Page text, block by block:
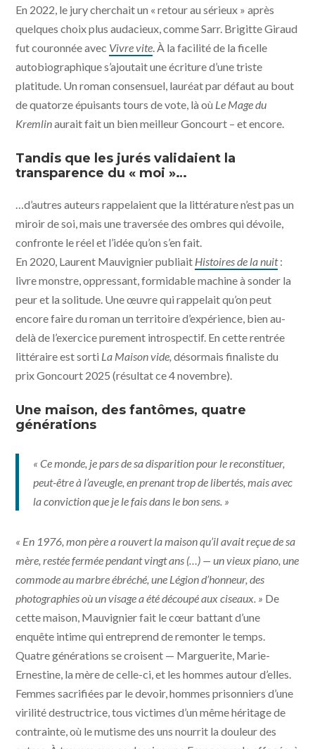
En 2022, le jury cherchait un « retour au sérieux » après
quelques choix plus audacieux, comme Sarr. Brigitte Giraud
fut couronnée avec Vivre vite. À la facilité de la ficelle
autobiographique s’ajoutait une écriture d’une triste
platitude. Un roman consensuel, lauréat par défaut au bout
de quatorze épuisants tours de vote, là où Le Mage du
Kremlinaurait fait un bien meilleur Goncourt – et encore.
Tandis que les jurés validaient la
transparence du « moi »…
…d’autres auteurs rappelaient que la littérature n’est pas un
miroir de soi, mais une traversée des ombres qui dévoile,
confronte le réel et l’idée qu’on s’en fait.
En 2020, Laurent Mauvignier publiait Histoires de la nuit:
livre monstre, oppressant, formidable machine à sonder la
peur et la solitude. Une œuvre qui rappelait qu’on peut
encore faire du roman un territoire d’expérience, bien au-
delà de l’exercice purement introspectif. En cette rentrée
littéraire est sorti La Maison vide, désormais finaliste du
prix Goncourt 2025 (résultat ce 4 novembre).
Une maison, des fantômes, quatre
générations
« Ce monde, je pars de sa disparition pour le reconstituer,
peut-être à l’aveugle, en prenant trop de libertés, mais avec
la conviction que je le fais dans le bon sens. »
« En 1976, mon père a rouvert la maison qu’il avait reçue de sa
mère, restée fermée pendant vingt ans (…) — un vieux piano, une
commode au marbre ébréché, une Légion d’honneur, des
photographies où un visage a été découpé aux ciseaux. » De
cette maison, Mauvignier fait le cœur battant d’une
enquête intime qui entreprend de remonter le temps.
Quatre générations se croisent — Marguerite, Marie-
Ernestine, la mère de celle-ci, et les hommes autour d’elles.
Femmes sacrifiées par le devoir, hommes prisonniers d’une
virilité destructrice, tous victimes d’un même héritage de
contrainte, où le mutisme des uns nourrit la douleur des